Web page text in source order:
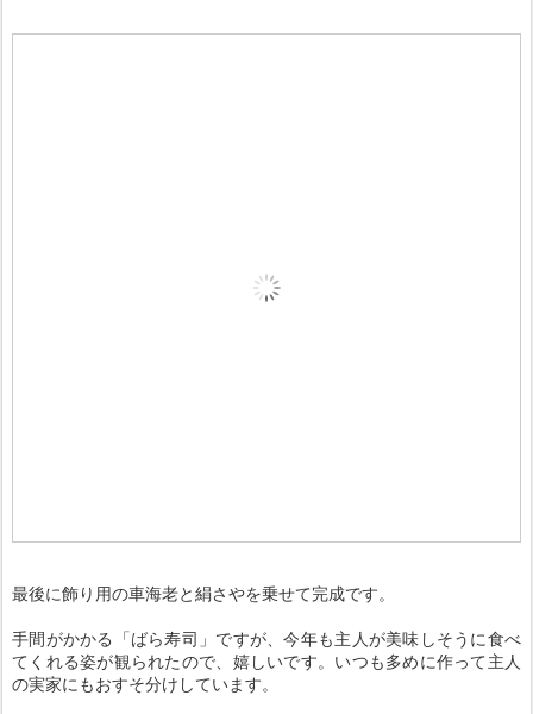
最後に飾り用の車海老と絹さやを乗せて完成です。
手間がかかる「ばら寿司」ですが、今年も主人が美味しそうに食べ
てくれる姿が観られたので、嬉しいです。いつも多めに作って主人
の実家にもおすそ分けしています。